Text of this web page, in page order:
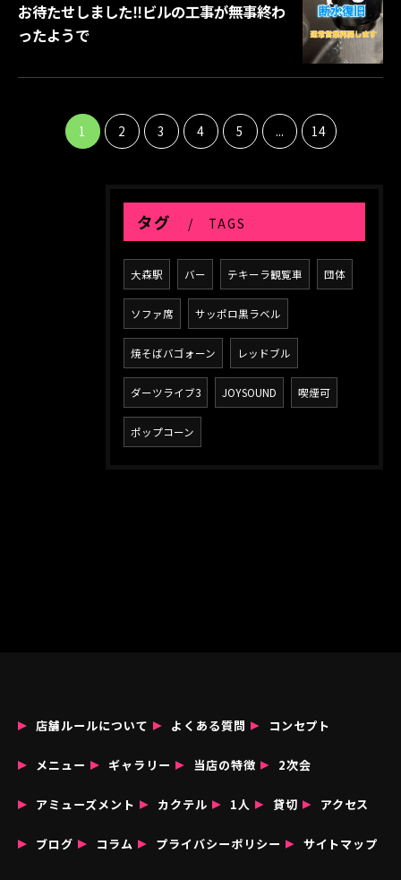
⁡お待たせしました‼️ビルの工事が無事終わ
ったようで
1 2 3 4 5 ... 14
タグ TAGS
大森駅 バー テキーラ観覧車 団体
ソファ席 サッポロ黒ラベル
焼そばバゴォーン レッドブル
ダーツライブ3 JOYSOUND 喫煙可
ポップコーン
店舗ルールについて よくある質問 コンセプト
メニュー ギャラリー 当店の特徴 2次会
アミューズメント カクテル 1人 貸切 アクセス
ブログ コラム プライバシーポリシー サイトマップ